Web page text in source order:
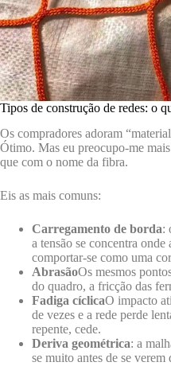
Tipos de construção de redes: o
Os compradores adoram
Ótimo. Mas eu preocupo-me
que com o nome da fibra.
Eis as mais comuns:
Carregamento de borda:
a tensão se concentra onde
comportar-se como uma
AbrasãoOs mesmos
do quadro, a fricção das
Fadiga cíclicaO impacto
de vezes e a rede perde
repente, cede.
Deriva geométrica: a
se muito antes de se verem